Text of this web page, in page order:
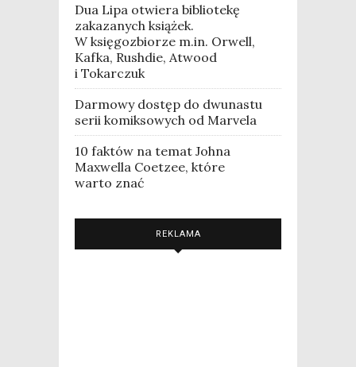
Dua Lipa otwiera bibliotekę
zakazanych książek.
W księgozbiorze m.in. Orwell,
Kafka, Rushdie, Atwood
i Tokarczuk
Darmowy dostęp do dwunastu
serii komiksowych od Marvela
10 faktów na temat Johna
Maxwella Coetzee, które
warto znać
REKLAMA